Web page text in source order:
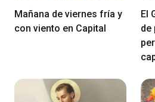
Mañana de viernes fría y
con viento en Capital
El
de